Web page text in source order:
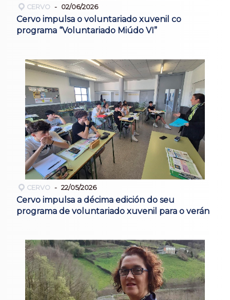
CERVO 02/06/2026
Cervo impulsa o voluntariado xuvenil co
programa “Voluntariado Miúdo VI”
CERVO 22/05/2026
Cervo impulsa a décima edición do seu
programa de voluntariado xuvenil para o verán